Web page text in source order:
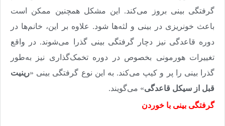
گرفتگی بینی بروز می‌کند. این مشکل همچنین ممکن است
باعث خونریزی در بینی و لثه‌ها شود. علاوه بر این، خانم‌ها در
دوره قاعدگی نیز دچار گرفتگی بینی گذرا می‌شوند. در واقع
تغییرات هورمونی بخصوص در دوره تخمک‌گذاری نیز به‌طور
گذرا بینی را پر و کیپ می‌کند. به این نوع گرفتگی بینی «رینیت
قبل از سیکل قاعدگی» می‌گویند.
گرفتگی بینی با خوردن